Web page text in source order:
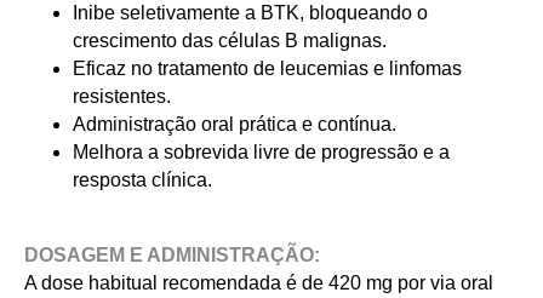
Inibe seletivamente a BTK, bloqueando o
crescimento das células B malignas.
Eficaz no tratamento de leucemias e linfomas
resistentes.
Administração oral prática e contínua.
Melhora a sobrevida livre de progressão e a
resposta clínica.
DOSAGEM E ADMINISTRAÇÃO:
A dose habitual recomendada é de 420 mg por via oral